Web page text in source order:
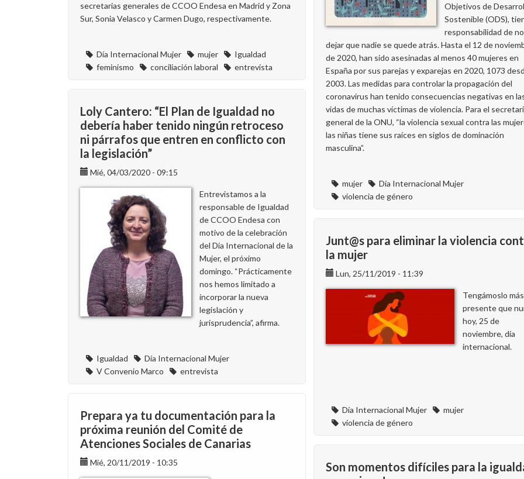
secretarias generales de CCOO Endesa en Madrid y Zona
Sur, Sonia Velasco y Carmen Dugo, respectivamente.
Día Internacional Mujer mujer
Igualdad
feminismo
conciliación laboral entrevista
Objetivos de
Sostenible (ODS),
responsabilidad de no
dejar que nadie se quede atrás. Hasta el 12 de
de 2020, han sido asesinadas al menos 40 mujeres en
España por sus parejas y exparejas en 2020, 1073
2003. Las medidas para controlar la propagación del
coronavirus han tenido consecuencias negativas en
vidas de muchas víctimas de violencia. Para el
general de la ONU, “la violencia sexual contra las
las niñas tiene sus raíces en siglos de dominación
masculina”.
mujer
Día Internacional Mujer
violencia de género
Loly Cantero: “El Plan de Igualdad no
debería haber tenido ningún retroceso
ni párrafos que entren en conflicto con
la legislación”
Mié, 04/03/2020 - 09:15
Entrevistamos a la
responsable de Igualdad
de CCOO Endesa con
motivo de la celebración
del Día Internacional de la
Mujer, el próximo
domingo. “Prácticamente
nos hemos limitado a
incorporar la nueva
legislación y
jurisprudencia”, afirma.
Igualdad
Día Internacional Mujer
V Convenio Marco
entrevista
Junt@s para eliminar la violencia
la mujer
Lun, 25/11/2019 - 11:39
Tengámoslo más
presente que
hoy, 25 de
noviembre, día
internacional.
Día Internacional Mujer
mujer
violencia de género
Prepara ya tu documentación para la
próxima reunión del Comité de
Atenciones Sociales de Canarias
Mié, 20/11/2019 - 10:35
Son momentos difíciles para la